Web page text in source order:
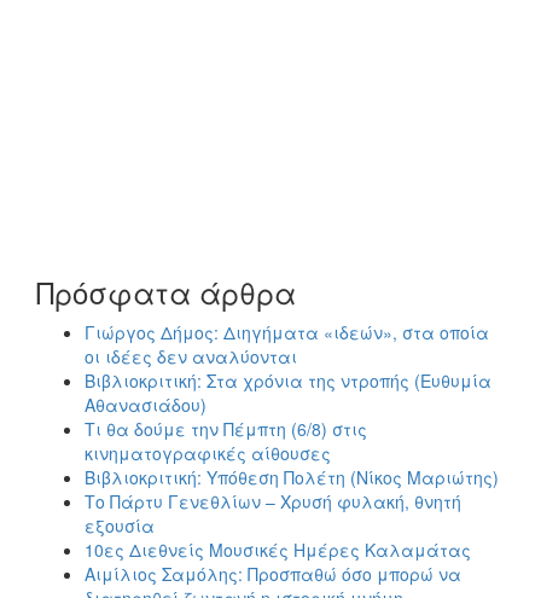
Πρόσφατα άρθρα
Γιώργος Δήμος: Διηγήματα «ιδεών», στα οποία
οι ιδέες δεν αναλύονται
Βιβλιοκριτική: Στα χρόνια της ντροπής (Ευθυμία
Αθανασιάδου)
Τι θα δούμε την Πέμπτη (6/8) στις
κινηματογραφικές αίθουσες
Βιβλιοκριτική: Υπόθεση Πολέτη (Νίκος Μαριώτης)
Το Πάρτυ Γενεθλίων – Χρυσή φυλακή, θνητή
εξουσία
10ες Διεθνείς Μουσικές Ημέρες Καλαμάτας
Αιμίλιος Σαμόλης: Προσπαθώ όσο μπορώ να